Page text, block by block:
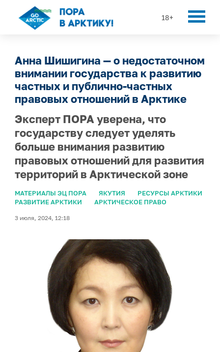
18+
Анна Шишигина — о недостаточном
внимании государства к развитию
частных и публично-частных
правовых отношений в Арктике
Эксперт ПОРА уверена, что
государству следует уделять
больше внимания развитию
правовых отношений для развития
территорий в Арктической зоне
МАТЕРИАЛЫ ЭЦ ПОРА ЯКУТИЯ
РЕСУРСЫ АРКТИКИ
РАЗВИТИЕ АРКТИКИ
АРКТИЧЕСКОЕ ПРАВО
3 июля, 2024, 12:18